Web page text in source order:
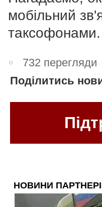
мобільний
таксофонами.
732 перегляди
Поділитись